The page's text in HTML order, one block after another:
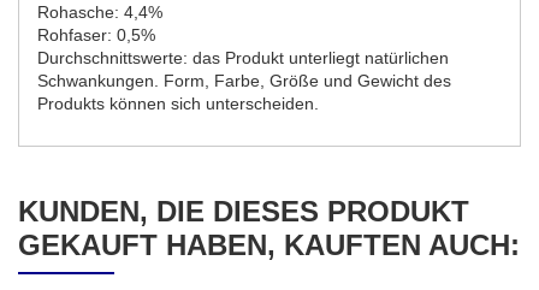
Rohasche: 4,4%
Rohfaser: 0,5%
Durchschnittswerte: das Produkt unterliegt natürlichen
Schwankungen. Form, Farbe, Größe und Gewicht des
Produkts können sich unterscheiden.
KUNDEN, DIE DIESES PRODUKT
GEKAUFT HABEN, KAUFTEN AUCH: